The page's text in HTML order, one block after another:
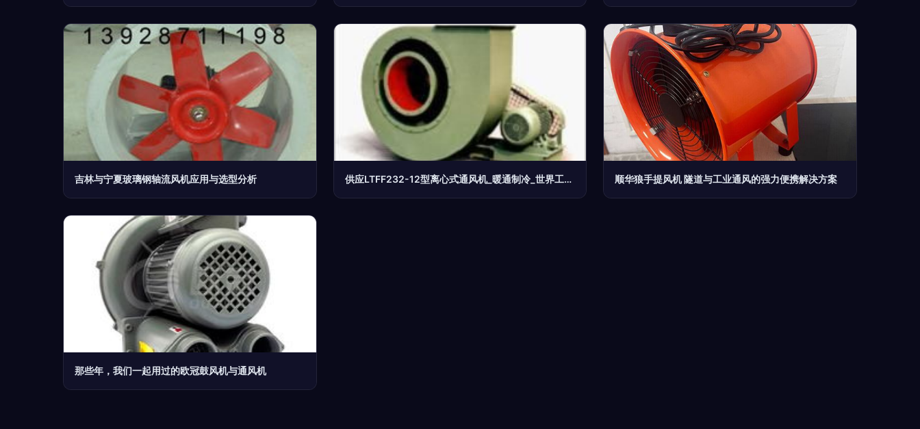
吉林与宁夏玻璃钢轴流风机应用与选型分析 供应LTFF232-12型离心式通风机_暖通制冷_世界工厂网中国产品信息库 顺华狼手提风机 隧道与工业通风的强力便携解决方案
那些年，我们一起用过的欧冠鼓风机与通风机